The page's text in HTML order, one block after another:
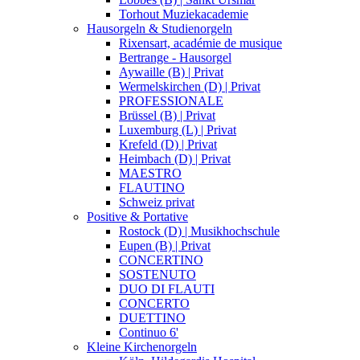
Torhout Muziekacademie
Hausorgeln & Studienorgeln
Rixensart, académie de musique
Bertrange - Hausorgel
Aywaille (B) | Privat
Wermelskirchen (D) | Privat
PROFESSIONALE
Brüssel (B) | Privat
Luxemburg (L) | Privat
Krefeld (D) | Privat
Heimbach (D) | Privat
MAESTRO
FLAUTINO
Schweiz privat
Positive & Portative
Rostock (D) | Musikhochschule
Eupen (B) | Privat
CONCERTINO
SOSTENUTO
DUO DI FLAUTI
CONCERTO
DUETTINO
Continuo 6'
Kleine Kirchenorgeln